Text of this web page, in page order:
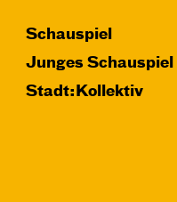
Schauspiel
Junges Schauspiel
Stadt:Kollektiv